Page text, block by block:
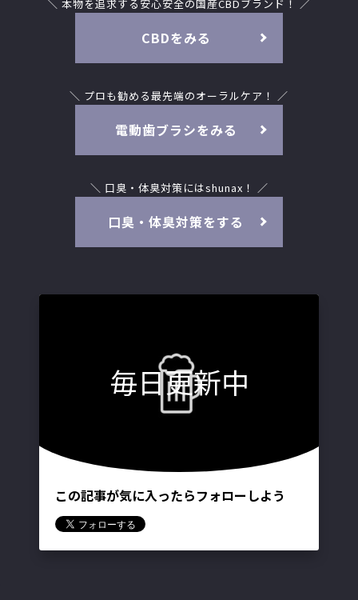
＼ 本物を追求する安心安全の国産CBDブランド！ ／
CBDをみる
＼ プロも勧める最先端のオーラルケア！ ／
電動歯ブラシをみる
＼ 口臭・体臭対策にはshunax！ ／
口臭・体臭対策をする
毎日更新中
この記事が気に入ったらフォローしよう